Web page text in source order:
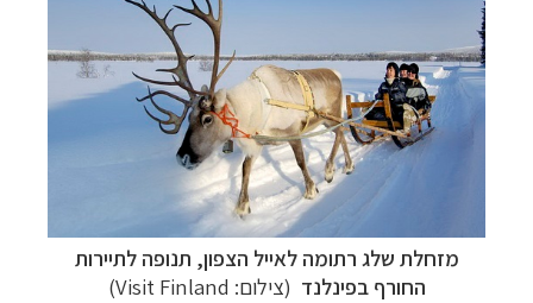
מזחלת שלג רתומה לאייל הצפון, תנופה לתיירות
החורף בפינלנד (צילום: Visit Finland)